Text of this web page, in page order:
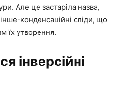
Але це застаріла назва,
конденсаційні сліди, що
їх утворення.
інверсійні